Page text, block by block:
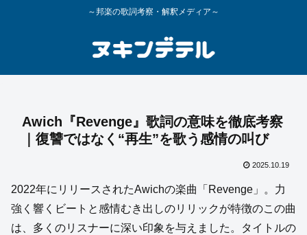
～邦楽の歌詞考察・解釈メディア～
Awich『Revenge』歌詞の意味を徹底考察
｜復讐ではなく“再生”を歌う感情の叫び
2025.10.19
2022年にリリースされたAwichの楽曲「Revenge」。力
強く響くビートと感情むき出しのリリックが特徴のこの曲
は、多くのリスナーに深い印象を与えました。タイトルの